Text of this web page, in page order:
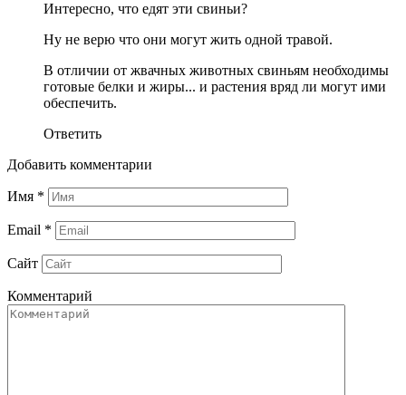
Интересно, что едят эти свиньи?
Ну не верю что они могут жить одной травой.
В отличии от жвачных животных свиньям необходимы
готовые белки и жиры... и растения вряд ли могут ими
обеспечить.
Ответить
Добавить комментарии
Имя *
Email *
Сайт
Комментарий